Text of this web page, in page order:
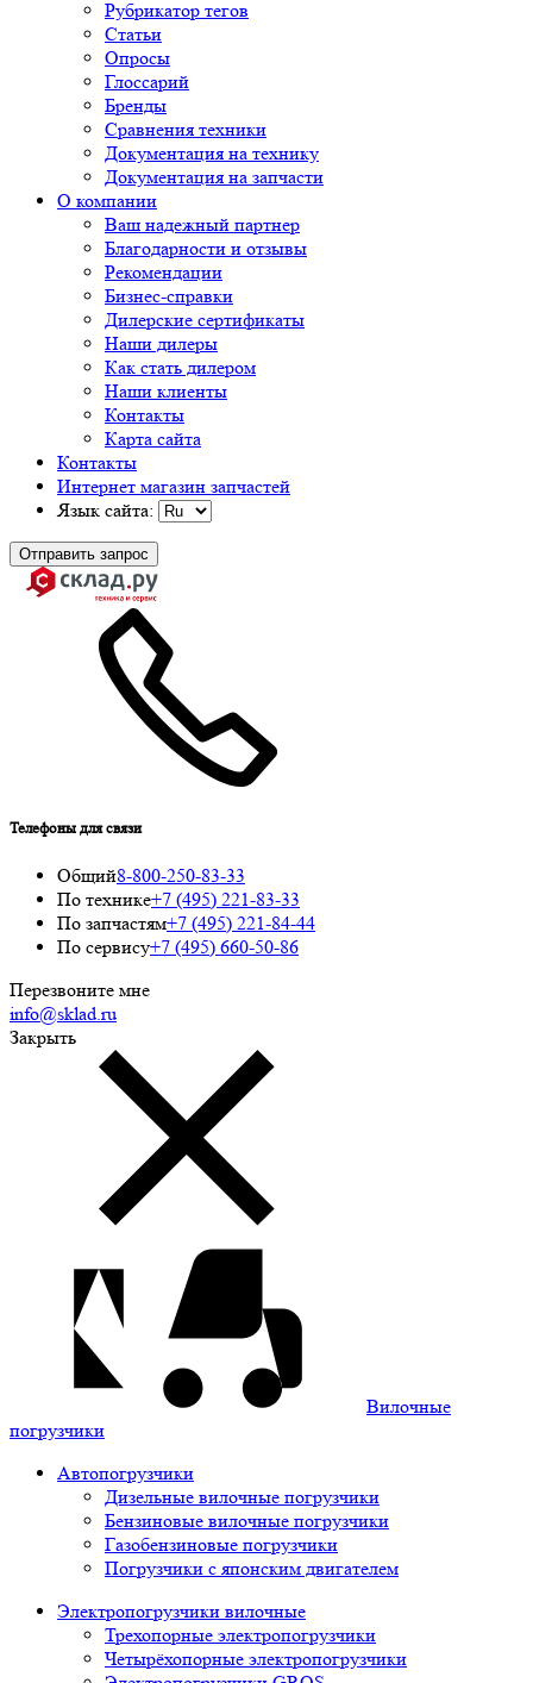
Рубрикатор тегов
Статьи
Опросы
Глоссарий
Бренды
Сравнения техники
Документация на технику
Документация на запчасти
О компании
Ваш надежный партнер
Благодарности и отзывы
Рекомендации
Бизнес-справки
Дилерские сертификаты
Наши дилеры
Как стать дилером
Наши клиенты
Контакты
Карта сайта
Контакты
Интернет магазин запчастей
Язык сайта:
Отправить запрос
Телефоны для связи
Общий8-800-250-83-33
По технике+7 (495) 221-83-33
По запчастям+7 (495) 221-84-44
По сервису+7 (495) 660-50-86
Перезвоните мне
info@sklad.ru
Закрыть
Вилочные
погрузчики
Автопогрузчики
Дизельные вилочные погрузчики
Бензиновые вилочные погрузчики
Газобензиновые погрузчики
Погрузчики с японским двигателем
Электропогрузчики вилочные
Трехопорные электропогрузчики
Четырёхопорные электропогрузчики